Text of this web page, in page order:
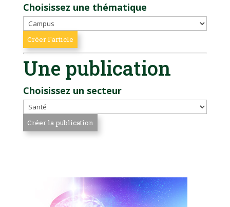
Choisissez une thématique
Une publication
Choisissez un secteur